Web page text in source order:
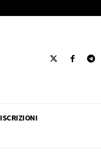
ISCRIZIONI